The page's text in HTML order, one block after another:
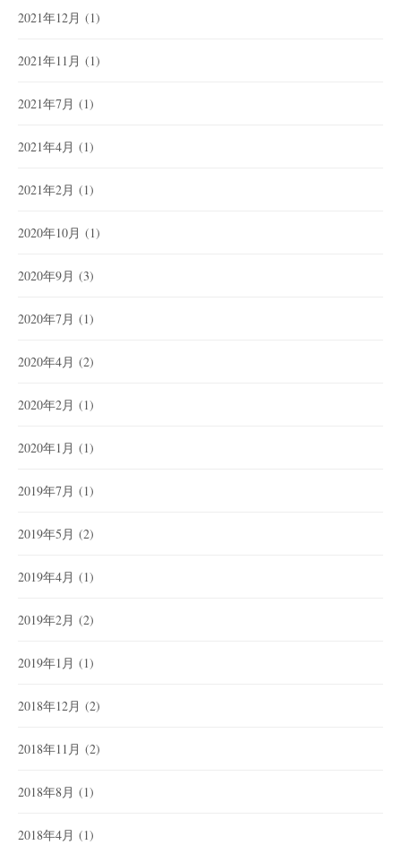
2021年12月 (1)
2021年11月 (1)
2021年7月 (1)
2021年4月 (1)
2021年2月 (1)
2020年10月 (1)
2020年9月 (3)
2020年7月 (1)
2020年4月 (2)
2020年2月 (1)
2020年1月 (1)
2019年7月 (1)
2019年5月 (2)
2019年4月 (1)
2019年2月 (2)
2019年1月 (1)
2018年12月 (2)
2018年11月 (2)
2018年8月 (1)
2018年4月 (1)